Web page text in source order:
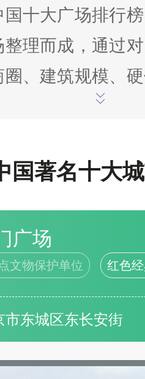
国十大广场排行
理而成，通过
、建筑规模、
射能力等因素，
国著名十大
广场
文物保护单位 红色
市东城区东长安街